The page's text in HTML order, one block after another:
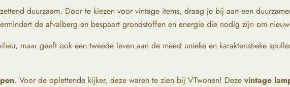
duurzaam. Door te kiezen voor vintage items, draag je bij aan een
de afvalberg en bespaart grondstoffen en energie die nodig zijn om
maar geeft ook een tweede leven aan de meest unieke en karakteristieke
. Voor de oplettende kijker, deze waren te zien bij VTwonen! Deze vintage